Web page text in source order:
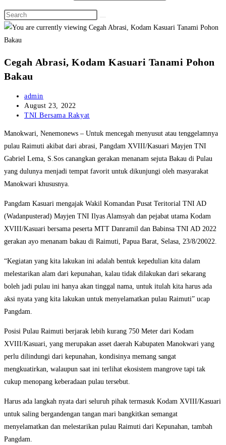
Cegah Abrasi, Kodam Kasuari Tanami Pohon
Bakau
Post
author:
admin
Post
published:
August 23, 2022
Post
TNI Bersama Rakyat
Manokwari, Nenemonews – Untuk mencegah menyusut atau tenggelamnya
pulau Raimuti akibat dari abrasi, Pangdam XVIII/Kasuari Mayjen TNI
Gabriel Lema, S.Sos canangkan gerakan menanam sejuta Bakau di Pulau
yang dulunya menjadi tempat favorit untuk dikunjungi oleh masyarakat
Manokwari khususnya.
Pangdam Kasuari mengajak Wakil Komandan Pusat Teritorial TNI AD
(Wadanpusterad) Mayjen TNI Ilyas Alamsyah dan pejabat utama Kodam
XVIII/Kasuari bersama peserta MTT Danramil dan Babinsa TNI AD 2022
gerakan ayo menanam bakau di Raimuti, Papua Barat, Selasa, 23/8/20022.
“Kegiatan yang kita lakukan ini adalah bentuk kepedulian kita dalam
melestarikan alam dari kepunahan, kalau tidak dilakukan dari sekarang
boleh jadi pulau ini hanya akan tinggal nama, untuk itulah kita harus ada
aksi nyata yang kita lakukan untuk menyelamatkan pulau Raimuti” ucap
Pangdam.
Posisi Pulau Raimuti berjarak lebih kurang 750 Meter dari Kodam
XVIII/Kasuari, yang merupakan asset daerah Kabupaten Manokwari yang
perlu dilindungi dari kepunahan, kondisinya memang sangat
mengkuatirkan, walaupun saat ini terlihat ekosistem mangrove tapi tak
cukup menopang keberadaan pulau tersebut.
Harus ada langkah nyata dari seluruh pihak termasuk Kodam XVIII/Kasuari
untuk saling bergandengan tangan mari bangkitkan semangat
menyelamatkan dan melestarikan pulau Raimuti dari Kepunahan, tambah
Pangdam.